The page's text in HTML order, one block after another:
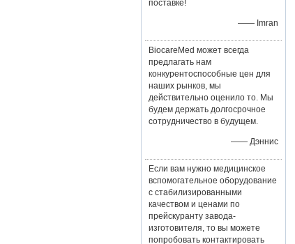
поставке!
—— Imran
BiocareMed может всегда
предлагать нам
конкурентоспособные цен для
наших рынков, мы
действительно оценило то. Мы
будем держать долгосрочное
сотрудничество в будущем.
—— Дэннис
Если вам нужно медицинское
вспомогательное оборудование
с стабилизированными
качеством и ценами по
прейскуранту завода-
изготовителя, то вы можете
попробовать контактировать